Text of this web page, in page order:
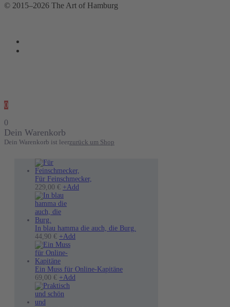
© 2015–2026 The Art of Hamburg
0
0
Dein Warenkorb
Dein Warenkorb ist leerzurück um Shop
Für Feinschmecker,
229,00 € +Add
auf.
der
In blau hamma die auch, die Burg.
44,90 € +Add
Varianten
Ein Muss für Online-Kapitäne
69,00 € +Add